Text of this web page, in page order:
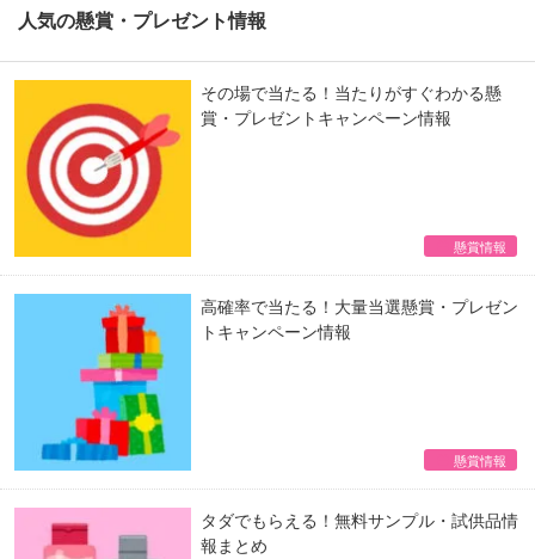
人気の懸賞・プレゼント情報
その場で当たる！当たりがすぐわかる懸
賞・プレゼントキャンペーン情報
懸賞情報
高確率で当たる！大量当選懸賞・プレゼン
トキャンペーン情報
懸賞情報
タダでもらえる！無料サンプル・試供品情
報まとめ